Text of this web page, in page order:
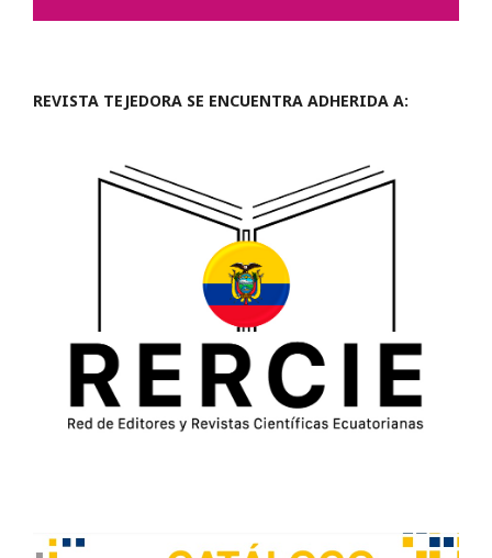
REVISTA TEJEDORA SE ENCUENTRA ADHERIDA A: